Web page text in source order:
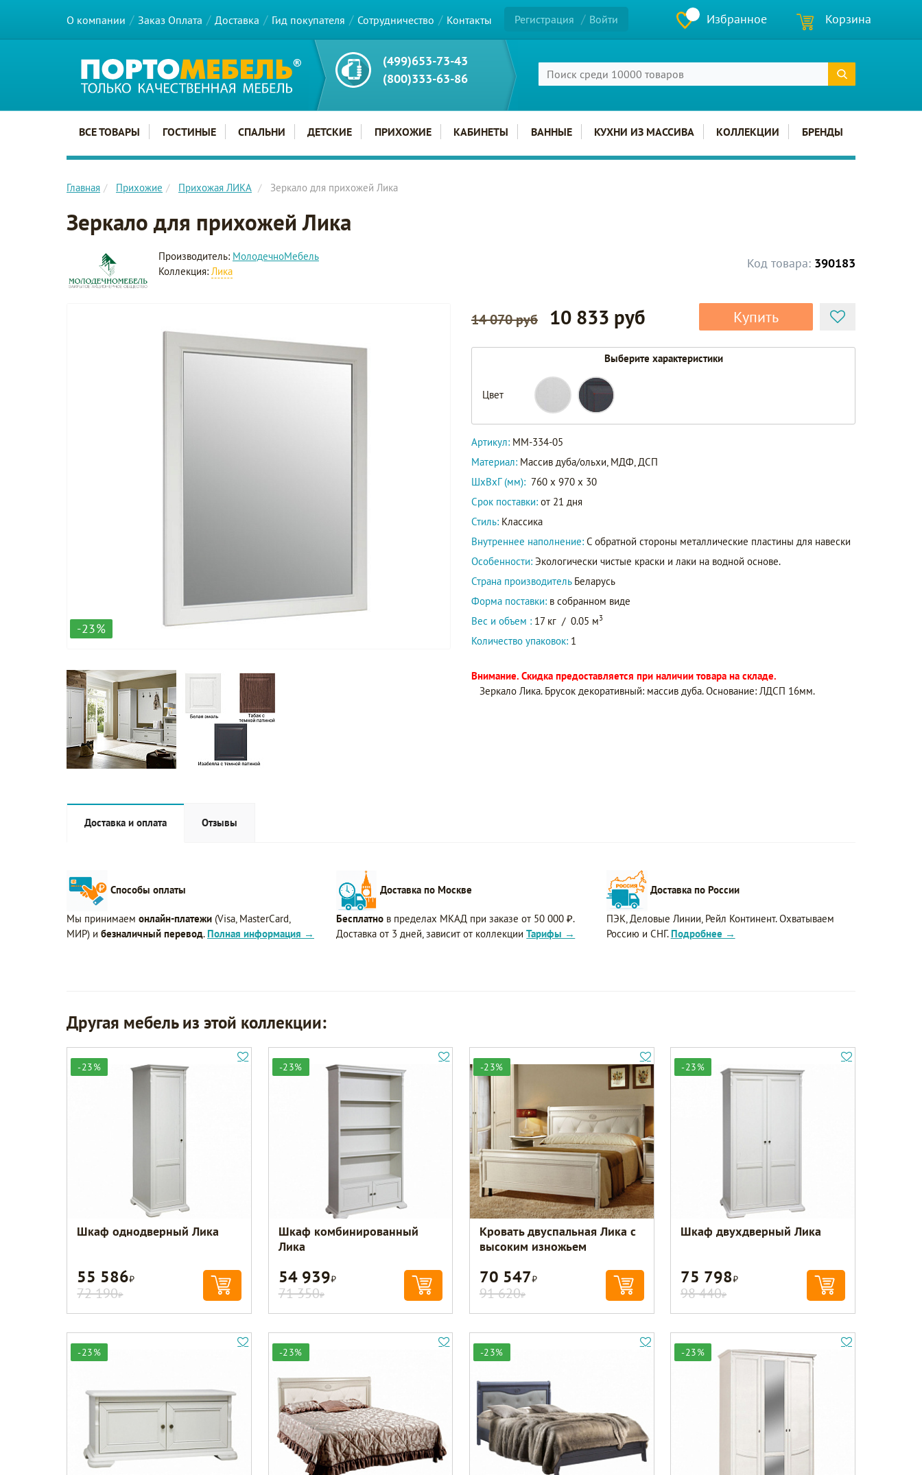
О компании Заказ Оплата Доставка Гид покупателя Сотрудничество Контакты Регистрация Войти Избранное Корзина
(499)653-73-43
(800)333-63-86
Главное меню сайта
ВСЕ ТОВАРЫ ГОСТИНЫЕ СПАЛЬНИ ДЕТСКИЕ ПРИХОЖИЕ КАБИНЕТЫ ВАННЫЕ КУХНИ ИЗ МАССИВА КОЛЛЕКЦИИ БРЕНДЫ
Главная Прихожие Прихожая ЛИКА Зеркало для прихожей Лика
Зеркало для прихожей Лика
Код товара: 390183
Производитель: МолодечноМебель
Коллекция: Лика
-23%
14 070 руб 10 833 руб Купить
Выберите характеристики
Цвет
Артикул: ММ-334-05
Материал: Массив дуба/ольхи, МДФ, ДСП
ШxВxГ (мм): 760 x 970 x 30
Срок поставки: от 21 дня
Стиль: Классика
Внутреннее наполнение: С обратной стороны металлические пластины для навески
Особенности: Экологически чистые краски и лаки на водной основе.
Страна производитель Беларусь
Форма поставки: в собранном виде
Вес и объем : 17 кг / 0.05 м3
Количество упаковок: 1
Внимание. Скидка предоставляется при наличии товара на складе.
Зеркало Лика. Брусок декоративный: массив дуба. Основание: ЛДСП 16мм.
Доставка и оплата Отзывы
Способы оплаты
Мы принимаем онлайн-платежи (Visa, MasterCard,
МИР) и безналичный перевод. Полная информация →
Доставка по Москве
Бесплатно в пределах МКАД при заказе от 50 000 ₽.
Доставка от 3 дней, зависит от коллекцииТарифы →
Доставка по России
ПЭК, Деловые Линии, Рейл Континент. Охватываем
Россию и СНГ. Подробнее →
Другая мебель из этой коллекции:
-23%
Шкаф однодверный Лика
55 586Р
72 190Р
-23%
Шкаф комбинированный
Лика
54 939Р
71 350Р
-23%
Кровать двуспальная Лика с
высоким изножьем
70 547Р
91 620Р
-23%
Шкаф двухдверный Лика
75 798Р
98 440Р
-23% -23% -23% -23%